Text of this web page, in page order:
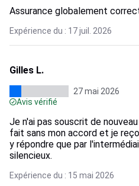
Assurance globalement
Expérience du : 17 juil. 2026
Gilles L.
27 mai 2026
Avis vérifié
Je n'ai pas souscrit de
fait sans mon accord et je
y répondre que par
silencieux.
Expérience du : 15 mai 2026